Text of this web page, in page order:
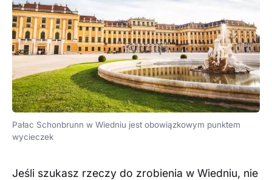
Pałac Schonbrunn w Wiedniu jest obowiązkowym punktem
wycieczek
Jeśli szukasz rzeczy do zrobienia w Wiedniu, nie